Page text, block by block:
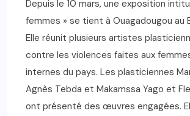
Depuis le 10 mars, une exposition
femmes » se tient à Ouagadougou au
Elle réunit plusieurs artistes
contre les violences faites aux
internes du pays. Les plasticiennes
Agnès Tebda et Makamssa Yago et
ont présenté des œuvres engagées.